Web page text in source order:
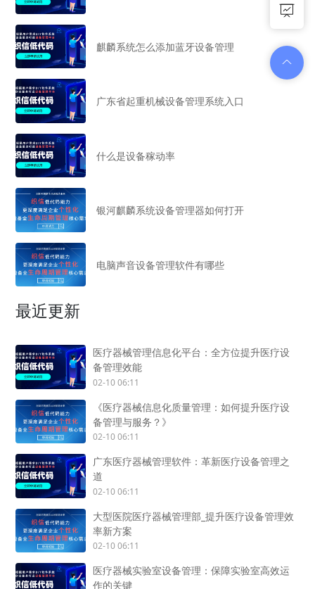
麒麟系统怎么添加蓝牙设备管理
广东省起重机械设备管理系统入口
什么是设备稼动率
银河麒麟系统设备管理器如何打开
电脑声音设备管理软件有哪些
最近更新
医疗器械管理信息化平台：全方位提升医疗设
备管理效能
02-10 06:11
《医疗器械信息化质量管理：如何提升医疗设
备管理与服务？》
02-10 06:11
广东医疗器械管理软件：革新医疗设备管理之
道
02-10 06:11
大型医院医疗器械管理部_提升医疗设备管理效
率新方案
02-10 06:11
医疗器械实验室设备管理：保障实验室高效运
作的关键